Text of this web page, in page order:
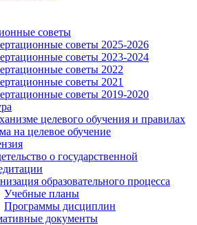
советы
советы 2025-2026
советы 2023-2024
советы 2022
советы 2021
советы 2019-2020
целевого обучения и правилах
на целевое обучение
о государственной
образовательного процесса
Учебные планы
Программы дисциплин
документы